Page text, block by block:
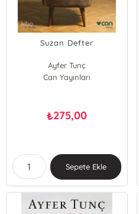
Suzan Defter
Ayfer Tunç
Can Yayınları
₺275,00
Sepete Ekle